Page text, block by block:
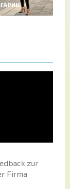
zur
Firma